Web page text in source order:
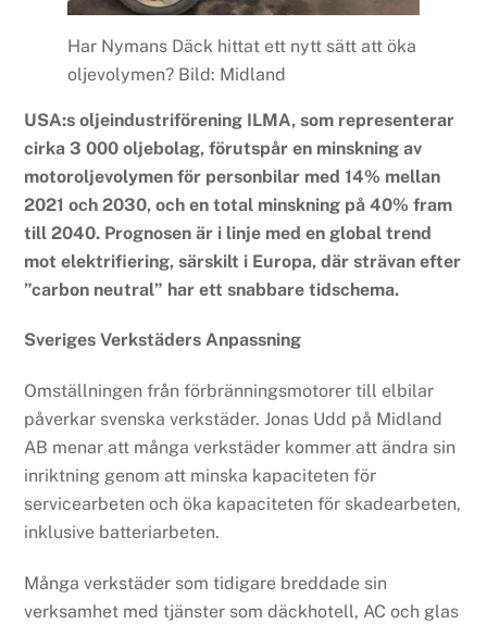
Har Nymans Däck hittat ett nytt sätt att öka
oljevolymen? Bild: Midland
USA:s oljeindustriförening ILMA, som representerar
cirka 3 000 oljebolag, förutspår en minskning av
motoroljevolymen för personbilar med 14% mellan
2021 och 2030, och en total minskning på 40% fram
till 2040. Prognosen är i linje med en global trend
mot elektrifiering, särskilt i Europa, där strävan efter
”carbon neutral” har ett snabbare tidschema.
Sveriges Verkstäders Anpassning
Omställningen från förbränningsmotorer till elbilar
påverkar svenska verkstäder. Jonas Udd på Midland
AB menar att många verkstäder kommer att ändra sin
inriktning genom att minska kapaciteten för
servicearbeten och öka kapaciteten för skadearbeten,
inklusive batteriarbeten.
Många verkstäder som tidigare breddade sin
verksamhet med tjänster som däckhotell, AC och glas